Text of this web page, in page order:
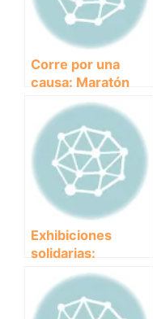
Corre por una
causa: Maratón
benéfica para
ayudar a los
animales
necesitados
Exhibiciones
solidarias:
Promoviendo el
bienestar animal a
través del arte